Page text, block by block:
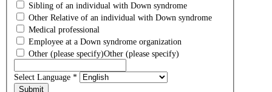
Sibling of an individual with Down syndrome
Other Relative of an individual with Down syndrome
Medical professional
Employee at a Down syndrome organization
Other (please specify)Other (please specify)
Select Language *
Submit